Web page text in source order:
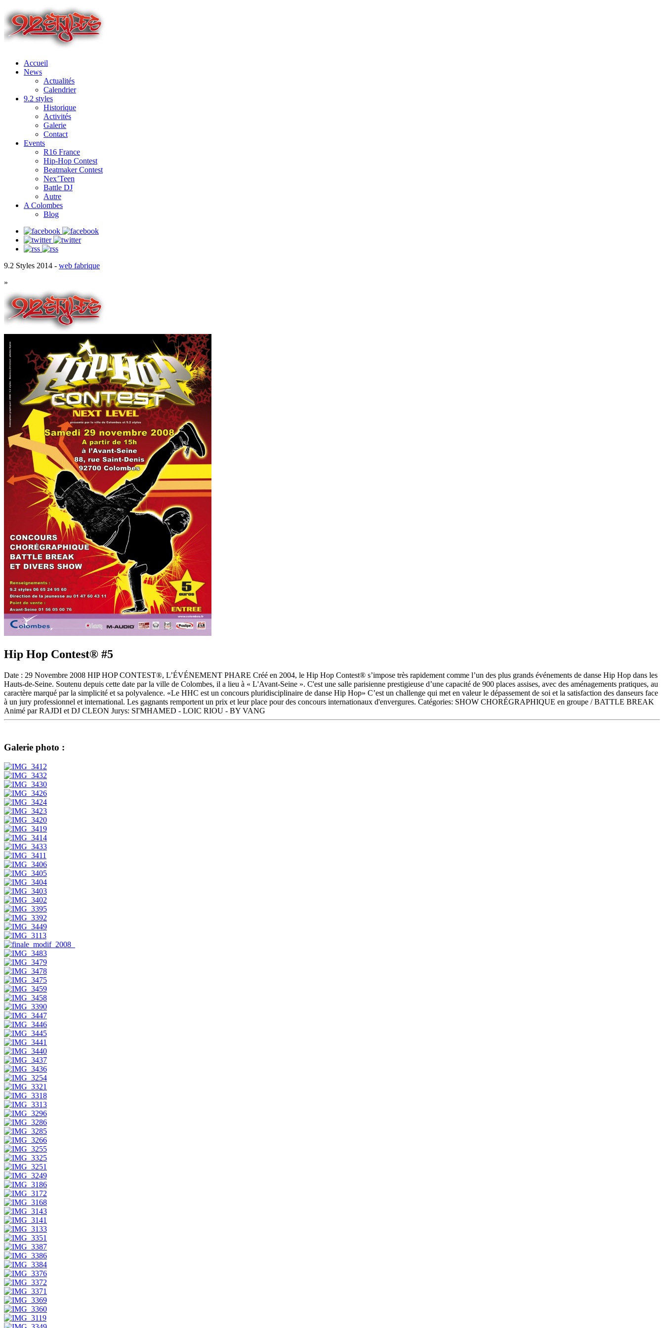
Accueil
News
Actualités
Calendrier
9.2 styles
Historique
Activités
Galerie
Contact
Events
R16 France
Hip-Hop Contest
Beatmaker Contest
Nex’Teen
Battle DJ
Autre
A Colombes
Blog
9.2 Styles 2014 - web fabrique
»
Hip Hop Contest® #5
Date : 29 Novembre 2008 HIP HOP CONTEST®, L’ÉVÉNEMENT PHARE Créé en 2004, le Hip Hop Contest® s’impose très rapidement comme l’un des plus grands événements de danse Hip Hop dans les
Hauts-de-Seine. Soutenu depuis cette date par la ville de Colombes, il a lieu à « L'Avant-Seine ». C'est une salle parisienne prestigieuse d’une capacité de 900 places assises, avec des aménagements pratiques, au
caractère marqué par la simplicité et sa polyvalence. «Le HHC est un concours pluridisciplinaire de danse Hip Hop» C’est un challenge qui met en valeur le dépassement de soi et la satisfaction des danseurs face
à un jury professionnel et international. Les gagnants remportent un prix et leur place pour des concours internationaux d'envergures. Catégories: SHOW CHORÉGRAPHIQUE en groupe / BATTLE BREAK
Animé par RAJDI et DJ CLEON Jurys: SI'MHAMED - LOIC RIOU - BY VANG
Galerie photo :